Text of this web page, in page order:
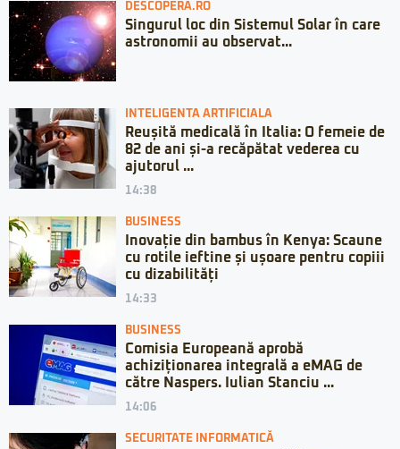
DESCOPERA.RO
Singurul loc din Sistemul Solar în care
astronomii au observat...
INTELIGENTA ARTIFICIALA
Reușită medicală în Italia: O femeie de
82 de ani și-a recăpătat vederea cu
ajutorul ...
14:38
BUSINESS
Inovație din bambus în Kenya: Scaune
cu rotile ieftine și ușoare pentru copiii
cu dizabilități
14:33
BUSINESS
Comisia Europeană aprobă
achiziționarea integrală a eMAG de
către Naspers. Iulian Stanciu ...
14:06
SECURITATE INFORMATICĂ